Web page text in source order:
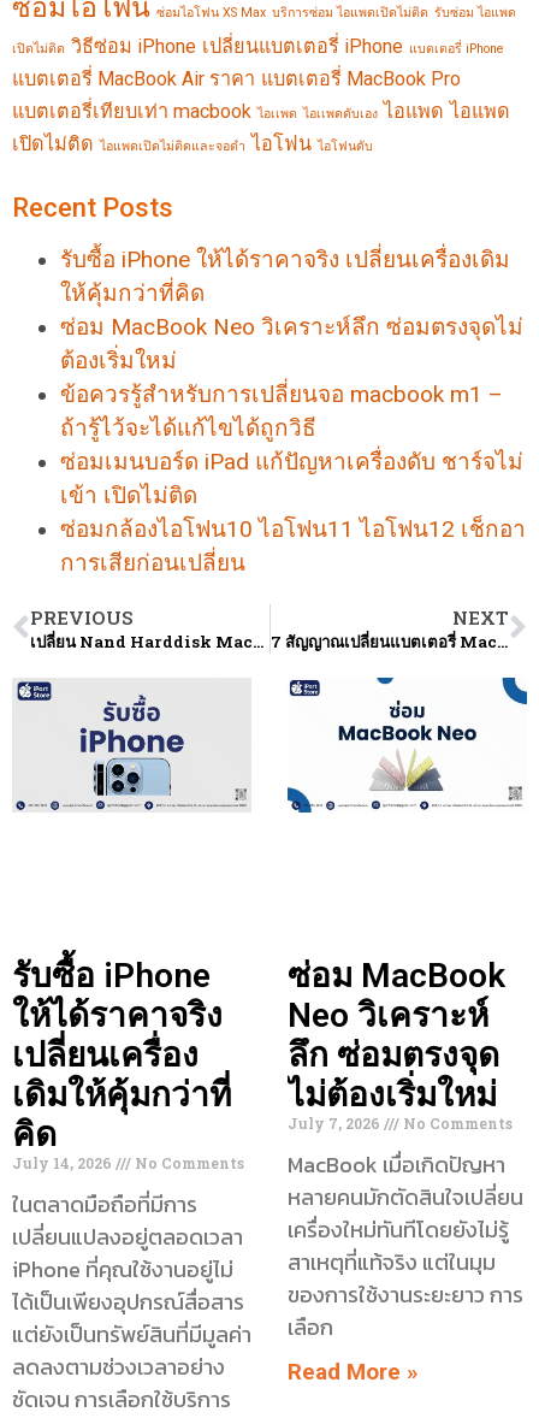
ซ่อมไอโฟน ซ่อมไอโฟน XS Max บริการซ่อม ไอแพดเปิดไม่ติด รับซ่อม ไอแพด
เปิดไม่ติด วิธีซ่อม iPhone เปลี่ยนแบตเตอรี่ iPhone แบตเตอรี่ iPhone
แบตเตอรี่ MacBook Air ราคา แบตเตอรี่ MacBook Pro
แบตเตอรี่เทียบเท่า macbook ไอเเพด ไอเเพดดับเอง ไอแพด ไอแพด
เปิดไม่ติด ไอแพดเปิดไม่ติดและจอดำ ไอโฟน ไอโฟนดับ
Recent Posts
รับซื้อ iPhone ให้ได้ราคาจริง เปลี่ยนเครื่องเดิม
ให้คุ้มกว่าที่คิด
ซ่อม MacBook Neo วิเคราะห์ลึก ซ่อมตรงจุดไม่
ต้องเริ่มใหม่
ข้อควรรู้สำหรับการเปลี่ยนจอ macbook m1 –
ถ้ารู้ไว้จะได้แก้ไขได้ถูกวิธี
ซ่อมเมนบอร์ด iPad แก้ปัญหาเครื่องดับ ชาร์จไม่
เข้า เปิดไม่ติด
ซ่อมกล้องไอโฟน10 ไอโฟน11 ไอโฟน12 เช็กอา
การเสียก่อนเปลี่ยน
PREVIOUS
เปลี่ยน Nand Harddisk MacBook M1 อัปเกรดและเปลี่ยนฮาร์ดดิสก์
NEXT
7 สัญญาณเปลี่ยนแบตเตอรี่ Macbook รู้ไว้ก่อนจะสายเกินไป
รับซื้อ iPhone
ให้ได้ราคาจริง
เปลี่ยนเครื่อง
เดิมให้คุ้มกว่าที่
คิด
July 14, 2026 No Comments
ในตลาดมือถือที่มีการ
เปลี่ยนแปลงอยู่ตลอดเวลา
iPhone ที่คุณใช้งานอยู่ไม่
ได้เป็นเพียงอุปกรณ์สื่อสาร
แต่ยังเป็นทรัพย์สินที่มีมูลค่า
ลดลงตามช่วงเวลาอย่าง
ชัดเจน การเลือกใช้บริการ
ซ่อม MacBook
Neo วิเคราะห์
ลึก ซ่อมตรงจุด
ไม่ต้องเริ่มใหม่
July 7, 2026 No Comments
MacBook เมื่อเกิดปัญหา
หลายคนมักตัดสินใจเปลี่ยน
เครื่องใหม่ทันทีโดยยังไม่รู้
สาเหตุที่แท้จริง แต่ในมุม
ของการใช้งานระยะยาว การ
เลือก
Read More »